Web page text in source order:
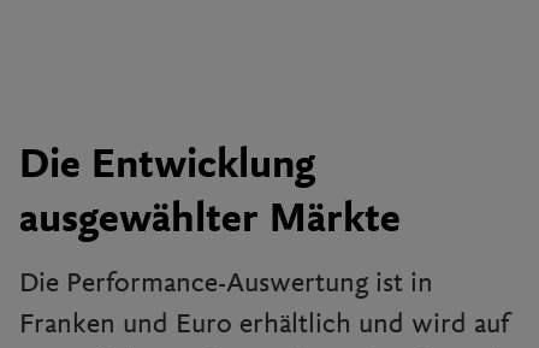
Die Entwicklung
ausgewählter Märkte
Die Performance-Auswertung ist in
Franken und Euro erhältlich und wird auf